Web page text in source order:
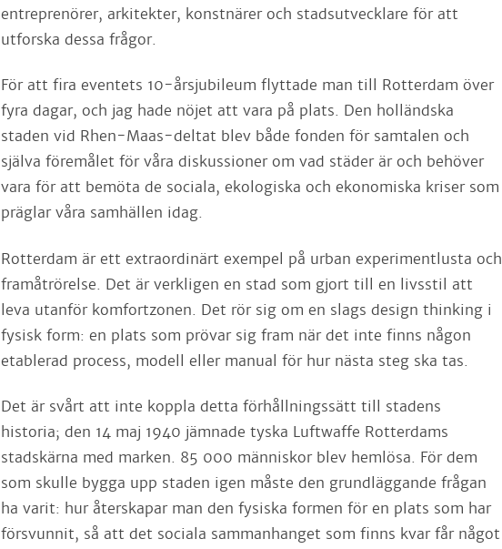
entreprenörer, arkitekter, konstnärer och stadsutvecklare för att
utforska dessa frågor.
För att fira eventets 10-årsjubileum flyttade man till Rotterdam över
fyra dagar, och jag hade nöjet att vara på plats. Den holländska
staden vid Rhen-Maas-deltat blev både fonden för samtalen och
själva föremålet för våra diskussioner om vad städer är och behöver
vara för att bemöta de sociala, ekologiska och ekonomiska kriser som
präglar våra samhällen idag.
Rotterdam är ett extraordinärt exempel på urban experimentlusta och
framåtrörelse. Det är verkligen en stad som gjort till en livsstil att
leva utanför komfortzonen. Det rör sig om en slags design thinking i
fysisk form: en plats som prövar sig fram när det inte finns någon
etablerad process, modell eller manual för hur nästa steg ska tas.
Det är svårt att inte koppla detta förhållningssätt till stadens
historia; den 14 maj 1940 jämnade tyska Luftwaffe Rotterdams
stadskärna med marken. 85 000 människor blev hemlösa. För dem
som skulle bygga upp staden igen måste den grundläggande frågan
ha varit: hur återskapar man den fysiska formen för en plats som har
försvunnit, så att det sociala sammanhanget som finns kvar får något